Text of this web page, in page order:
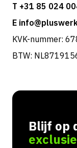
T +31 85 024
E
KVK-nummer:
BTW:
Blijf op